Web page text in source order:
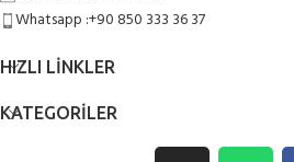
Whatsapp :+90 850 333 36 37
HIZLI LINKLER
KATEGORILER